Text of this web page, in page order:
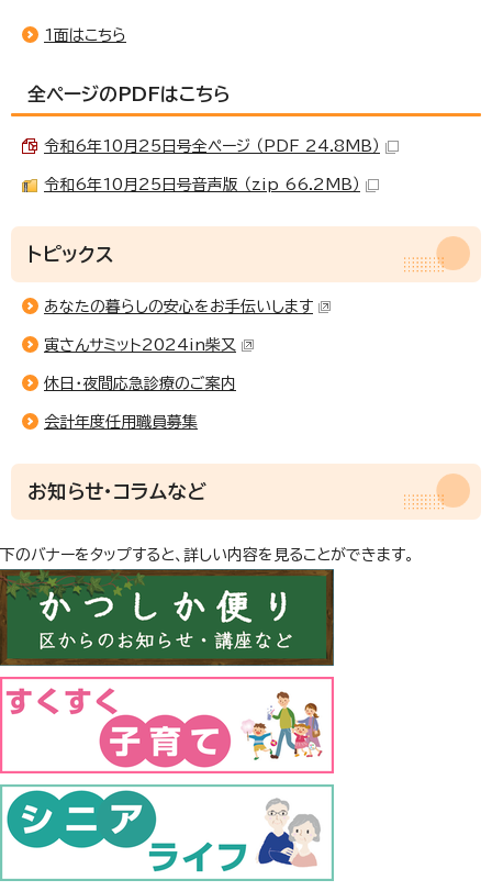
1面はこちら
全ページのPDFはこちら
令和6年10月25日号全ページ （PDF 24.8MB）
令和6年10月25日号音声版 （zip 66.2MB）
トピックス
あなたの暮らしの安心をお手伝いします
寅さんサミット2024in柴又
休日・夜間応急診療のご案内
会計年度任用職員募集
お知らせ・コラムなど
下のバナーをタップすると、詳しい内容を見ることができます。